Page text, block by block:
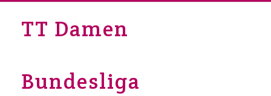
TT Damen
Bundesliga